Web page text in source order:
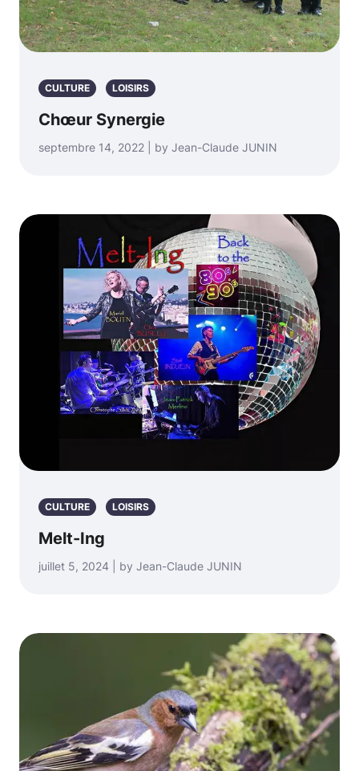
CULTURE LOISIRS
Chœur Synergie
septembre 14, 2022 | by Jean-Claude JUNIN
CULTURE LOISIRS
Melt-Ing
juillet 5, 2024 | by Jean-Claude JUNIN